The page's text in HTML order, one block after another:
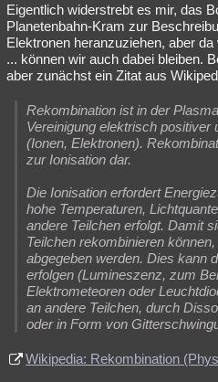
Eigentlich widerstrebt es mir, das
Planetenbahn-Kram zur
Elektronen heranzuziehen, aber
... können wir auch dabei bleiben.
aber zunächst ein Zitat aus
Rekombination ist in der
Vereinigung elektrisch positiver
(Ionen, Elektronen).
zur Ionisation dar.
Die Ionisation erfordert
hohe Temperaturen,
andere Teilchen erfolgt. Damit
Teilchen rekombinieren
abgegeben werden. Dies kann
erfolgen (Lumineszenz, zum
Elektrometeoren oder
an andere Teilchen, durch
oder in Form von
Wikipedia: Rekombination